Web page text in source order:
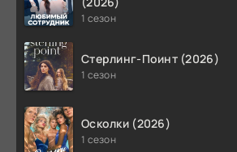
1 сезон
Стерлинг-Поинт (2026)
1 сезон
Осколки (2026)
1 сезон